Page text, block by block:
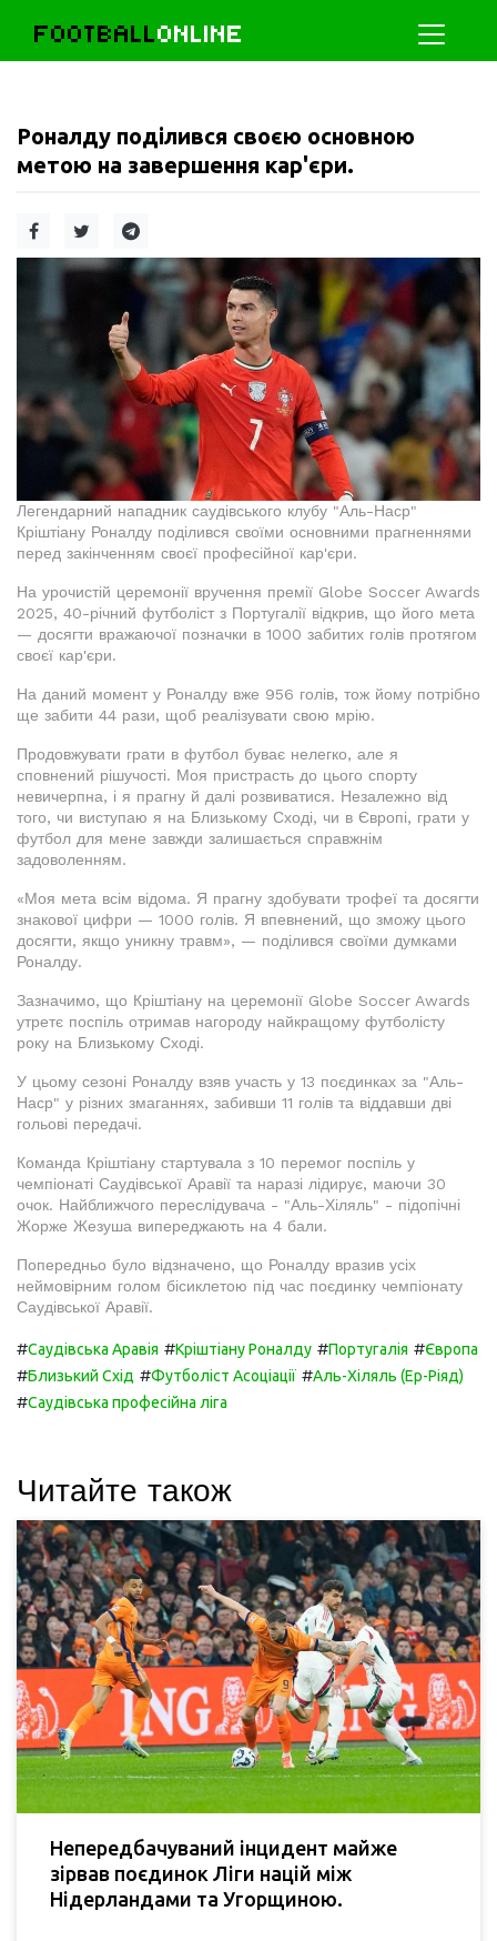
FOOTBALLONLINE
Роналду поділився своєю основною
метою на завершення кар'єри.
Легендарний нападник саудівського клубу "Аль-Наср"
Кріштіану Роналду поділився своїми основними прагненнями
перед закінченням своєї професійної кар'єри.
На урочистій церемонії вручення премії Globe Soccer Awards
2025, 40-річний футболіст з Португалії відкрив, що його мета
— досягти вражаючої позначки в 1000 забитих голів протягом
своєї кар'єри.
На даний момент у Роналду вже 956 голів, тож йому потрібно
ще забити 44 рази, щоб реалізувати свою мрію.
Продовжувати грати в футбол буває нелегко, але я
сповнений рішучості. Моя пристрасть до цього спорту
невичерпна, і я прагну й далі розвиватися. Незалежно від
того, чи виступаю я на Близькому Сході, чи в Європі, грати у
футбол для мене завжди залишається справжнім
задоволенням.
«Моя мета всім відома. Я прагну здобувати трофеї та досягти
знакової цифри — 1000 голів. Я впевнений, що зможу цього
досягти, якщо уникну травм», — поділився своїми думками
Роналду.
Зазначимо, що Кріштіану на церемонії Globe Soccer Awards
утретє поспіль отримав нагороду найкращому футболісту
року на Близькому Сході.
У цьому сезоні Роналду взяв участь у 13 поєдинках за "Аль-
Наср" у різних змаганнях, забивши 11 голів та віддавши дві
гольові передачі.
Команда Кріштіану стартувала з 10 перемог поспіль у
чемпіонаті Саудівської Аравії та наразі лідирує, маючи 30
очок. Найближчого переслідувача - "Аль-Хіляль" - підопічні
Жорже Жезуша випереджають на 4 бали.
Попередньо було відзначено, що Роналду вразив усіх
неймовірним голом бісиклетою під час поєдинку чемпіонату
Саудівської Аравії.
#Саудівська Аравія #Кріштіану Роналду #Португалія #Європа
#Близький Схід #Футболіст Асоціації #Аль-Хіляль (Ер-Ріяд)
#Саудівська професійна ліга
Читайте також
Непередбачуваний інцидент майже
зірвав поєдинок Ліги націй між
Нідерландами та Угорщиною.